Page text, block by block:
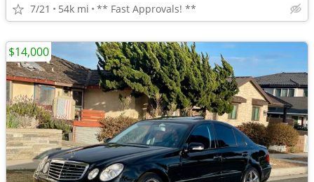
7/21 54k mi ** Fast Approvals! **
$14,000